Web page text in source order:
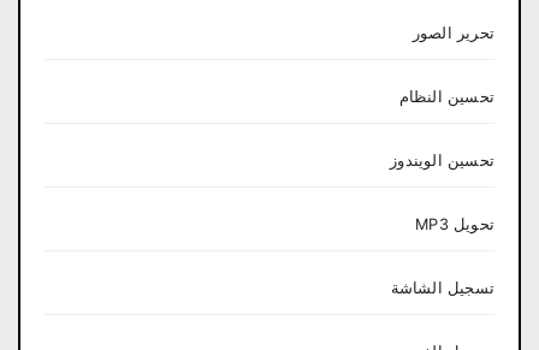
تحرير الصور
تحسين النظام
تحسين الويندوز
تحويل MP3
تسجيل الشاشة